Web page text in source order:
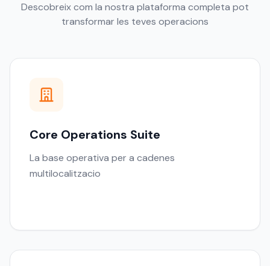
Descobreix com la nostra plataforma completa pot
transformar les teves operacions
Core Operations Suite
La base operativa per a cadenes
multilocalitzacio